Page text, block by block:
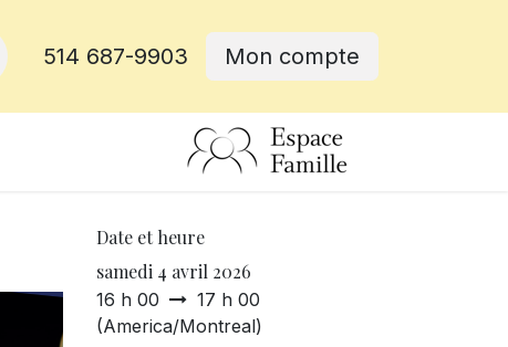
514 687-9903 Mon compte
Date et heure
samedi 4 avril 2026
16 h 00
17 h 00
(America/Montreal)